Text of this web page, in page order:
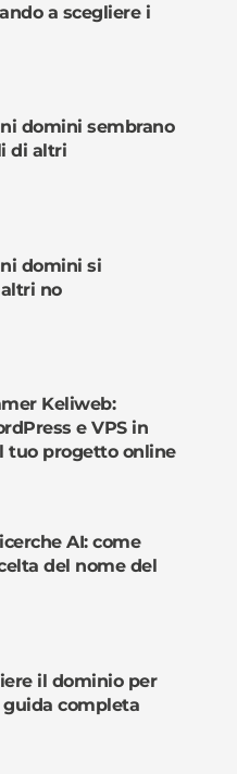
a scegliere i
domini sembrano
di altri
domini si
no
Keliweb:
e VPS in
tuo progetto online
AI: come
del nome del
il dominio per
guida completa